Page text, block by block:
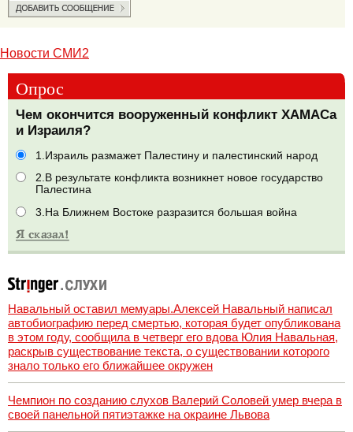
Новости СМИ2
Опрос
Чем окончится вооруженный конфликт ХАМАСа
и Израиля?
1.Израиль размажет Палестину и палестинский народ
2.В результате конфликта возникнет новое государство
Палестина
3.На Ближнем Востоке разразится большая война
Навальный оставил мемуары.Алексей Навальный написал
автобиографию перед смертью, которая будет опубликована
в этом году, сообщила в четверг его вдова Юлия Навальная,
раскрыв существование текста, о существовании которого
знало только его ближайшее окружен
Чемпион по созданию слухов Валерий Соловей умер вчера в
своей панельной пятиэтажке на окраине Львова